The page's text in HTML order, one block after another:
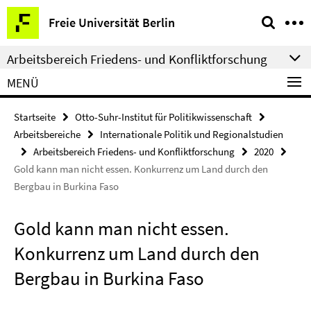
Springe
direkt
zu
Inhalt
Freie Universität Berlin
Service-
Navigation
Arbeitsbereich Friedens- und Konfliktforschung
MENÜ
Startseite
Otto-Suhr-Institut für Politikwissenschaft
Arbeitsbereiche
Internationale Politik und Regionalstudien
Arbeitsbereich Friedens- und Konfliktforschung
2020
Gold kann man nicht essen. Konkurrenz um Land durch den
Bergbau in Burkina Faso
Gold kann man nicht essen.
Konkurrenz um Land durch den
Bergbau in Burkina Faso